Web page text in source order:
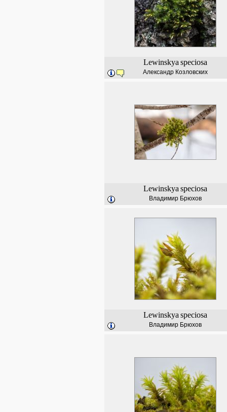
Lewinskya speciosa
Александр Козловских
Lewinskya speciosa
Владимир Брюхов
Lewinskya speciosa
Владимир Брюхов